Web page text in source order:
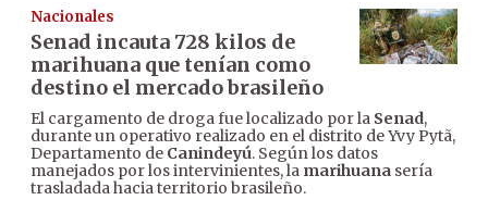
Nacionales
Senad incauta 728 kilos de
marihuana que tenían como
destino el mercado brasileño
El cargamento de droga fue localizado por la Senad,
durante un operativo realizado en el distrito de Yvy Pytã,
Departamento de Canindeyú. Según los datos
manejados por los intervinientes, la marihuana sería
trasladada hacia territorio brasileño.